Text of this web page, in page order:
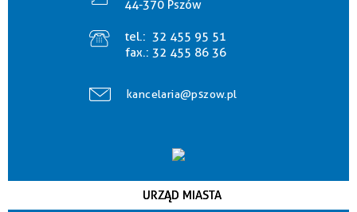
44-370 Pszów
tel.: 32 455 95 51
fax.: 32 455 86 36
kancelaria@pszow.pl
URZĄD MIASTA